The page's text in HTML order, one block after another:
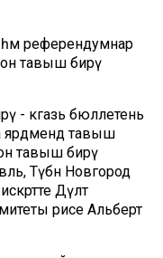
референдумнар
тавыш бирү
- кәгазь бюллетень
тавыш
тавыш бирү
Түбән Новгород
Дәүләт
рәисе Альберт